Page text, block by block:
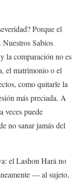
Porque el
Sabios
la comparación no es
el matrimonio o el
como quitarle la
más preciada. A
veces puede
no sanar jamás del
el Lashon Hará no
— al sujeto,